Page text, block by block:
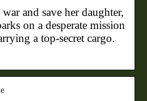
and save her daughter,
on a desperate mission
a top-secret cargo.